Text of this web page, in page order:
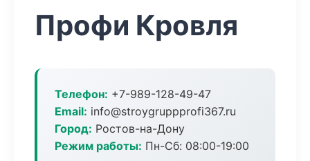
Профи Кровля
Телефон: +7-989-128-49-47
Email: info@stroygruppprofi367.ru
Город: Ростов-на-Дону
Режим работы: Пн-Сб: 08:00-19:00